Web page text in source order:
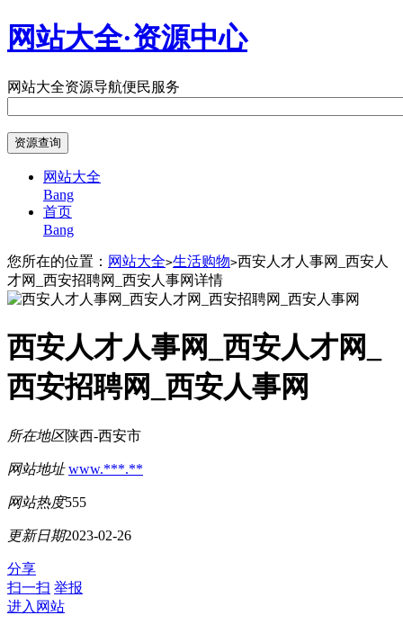
网站大全·资源中心
网站大全资源导航便民服务
网站大全
Bang
首页
Bang
您所在的位置： 网站大全>生活购物>西安人才人事网_西安人
才网_西安招聘网_西安人事网详情
西安人才人事网_西安人才网_
西安招聘网_西安人事网
所在地区陕西-西安市
网站地址 www.***.**
网站热度555
更新日期2023-02-26
分享
扫一扫 举报
进入网站